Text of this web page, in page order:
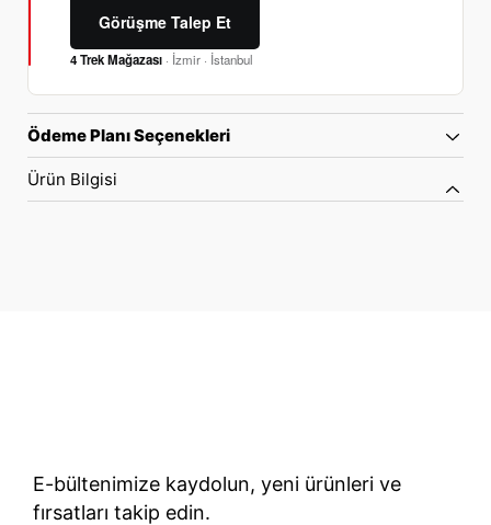
Görüşme Talep Et
4 Trek Mağazası · İzmir · İstanbul
Ödeme Planı Seçenekleri
Ürün Bilgisi
E-bültenimize kaydolun, yeni ürünleri ve
fırsatları takip edin.